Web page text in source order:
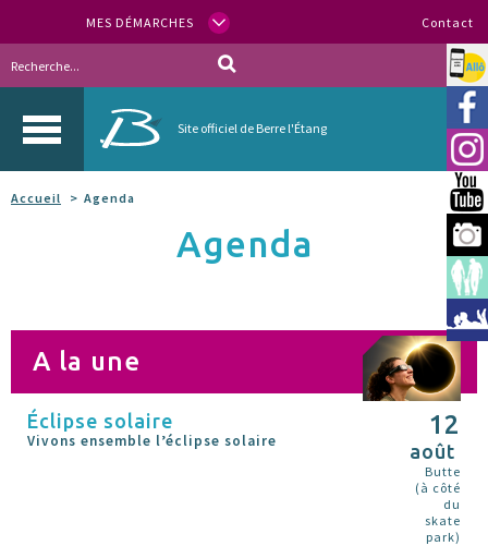
MES DÉMARCHES Contact
Site officiel de Berre l'Étang
Allo
Accueil Agenda
Agenda
A la une
Éclipse solaire
Vivons ensemble l’éclipse solaire
12
août
Butte
(à côté
du
skate
park)